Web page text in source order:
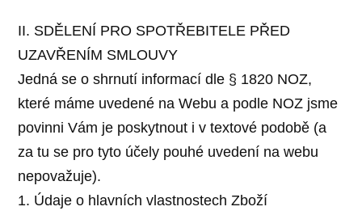
II. SDĚLENÍ PRO SPOTŘEBITELE PŘED
UZAVŘENÍM SMLOUVY
Jedná se o shrnutí informací dle § 1820 NOZ,
které máme uvedené na Webu a podle NOZ jsme
povinni Vám je poskytnout i v textové podobě (a
za tu se pro tyto účely pouhé uvedení na webu
nepovažuje).
1. Údaje o hlavních vlastnostech Zboží